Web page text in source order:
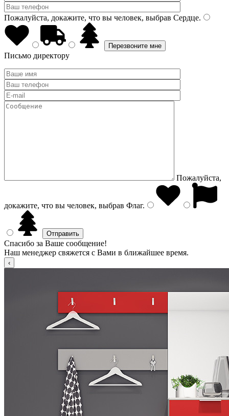
Пожалуйста, докажите, что вы человек, выбрав Сердце.
Письмо директору
Пожалуйста,
докажите, что вы человек, выбрав Флаг.
Спасибо за Ваше сообщение!
Наш менеджер свяжется с Вами в ближайшее время.